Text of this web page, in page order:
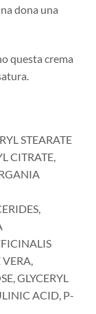
dona una
questa crema
STEARATE
CITRATE,
GLYCERYL
ACID, P-